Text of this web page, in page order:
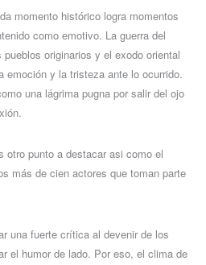
momento histórico logra momentos
como emotivo. La guerra del
originarios y el exodo oriental
emoción y la tristeza ante lo ocurrido.
una lágrima pugna por salir del ojo
otro punto a destacar asi como el
más de cien actores que toman parte
una fuerte crítica al devenir de los
el humor de lado. Por eso, el clima de